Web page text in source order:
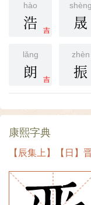
hào
吉
浩
shèng
晟
lǎng
吉
朗
zhèn
振
康熙字典
【辰集上】【日